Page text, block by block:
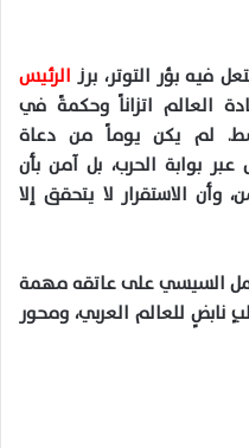
فيه بؤر التوتر، برزالرئيس
العالم اتزاناً وحكمةً في
لم يكن يوماً من دعاة
بوابة الحرب، بل آمن بأن
وأن الاستقرار لا يتحقق إلا
حمل السيسي على عاتقه مهمة
نابضٍ للعالم العربي، ومحور